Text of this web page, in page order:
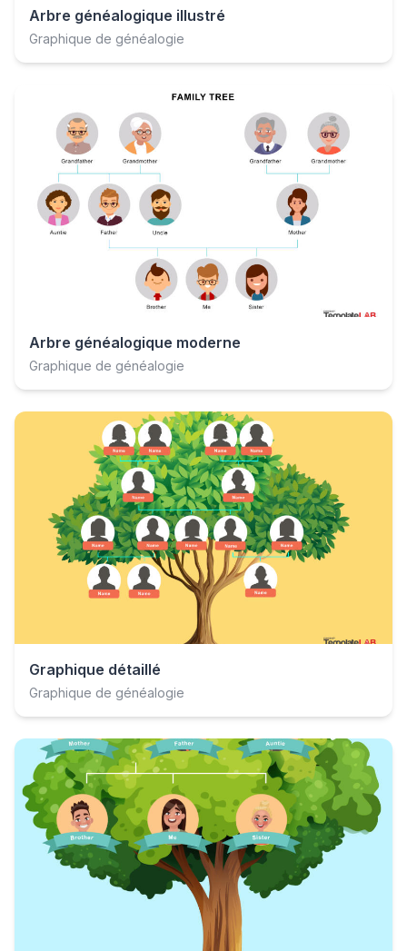
Arbre généalogique illustré
Graphique de généalogie
Arbre généalogique moderne
Graphique de généalogie
Graphique détaillé
Graphique de généalogie